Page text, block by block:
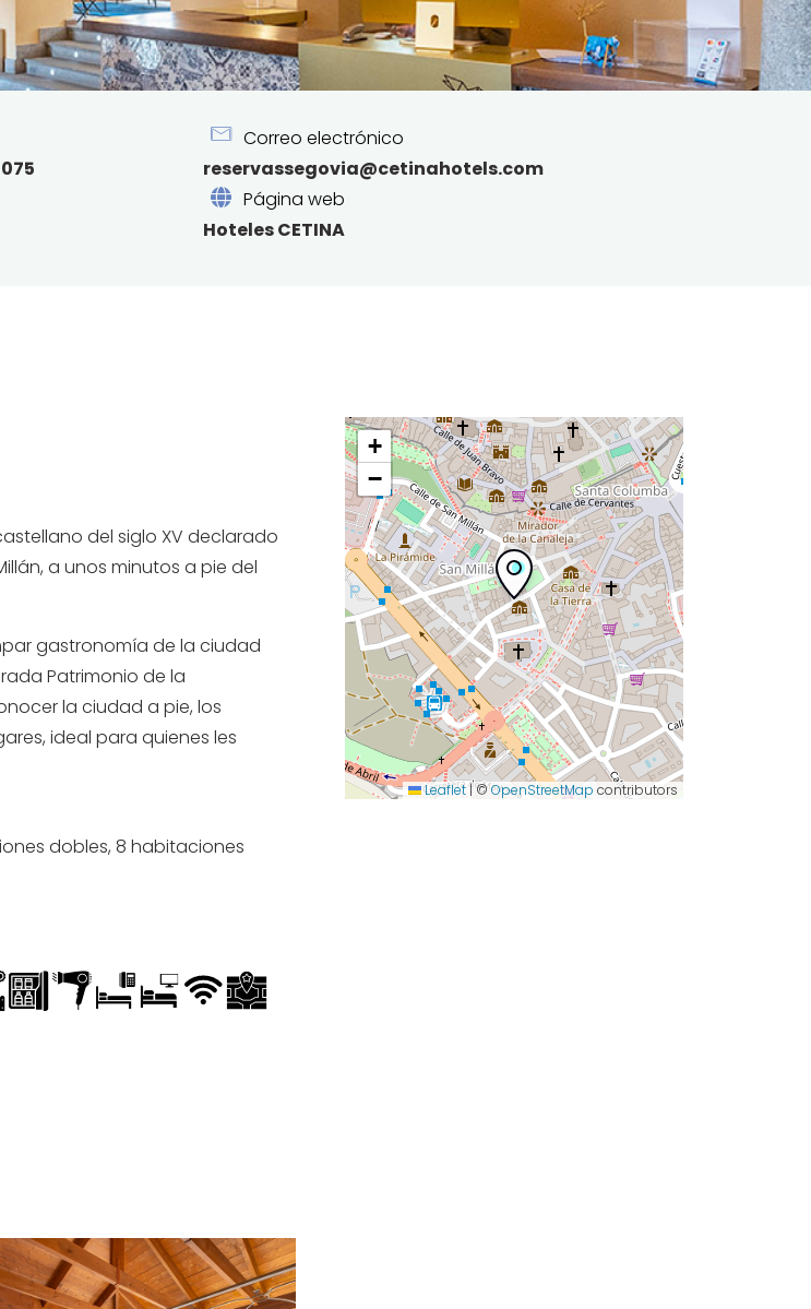
Correo electrónico
reservassegovia@cetinahotels.com
Página web
Hoteles CETINA
del siglo XV declarado
a unos minutos a pie del
gastronomía de la ciudad
Patrimonio de la
la ciudad a pie, los
ideal para quienes les
dobles, 8 habitaciones
+
−
Leaflet|©OpenStreetMap contributors